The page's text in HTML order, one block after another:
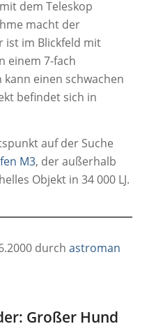
dem Teleskop
macht der
ist im Blickfeld mit
einem 7-fach
einen schwachen
befindet sich in
auf der Suche
M3, der außerhalb
Objekt in 34 000 LJ.
durch astroman
Großer Hund